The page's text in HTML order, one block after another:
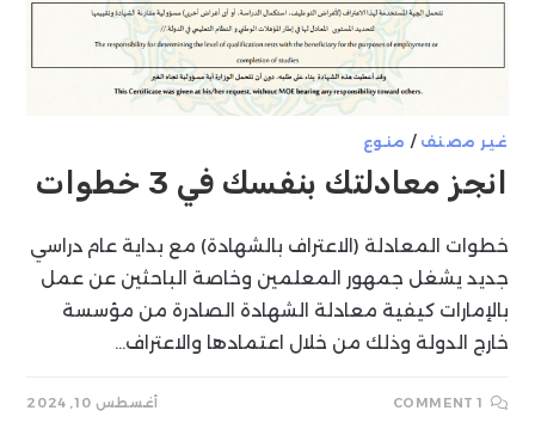
غير مصنف / منوع
انجز معادلتك بنفسك في 3 خطوات
خطوات المعادلة (الاعتراف بالشهادة) مع بداية عام دراسي
جديد يشغل جمهور المعلمين وخاصة الباحثين عن عمل
بالإمارات كيفية معادلة الشهادة الصادرة من مؤسسة
خارج الدولة وذلك من خلال اعتمادها والاعتراف…
1 COMMENT أغسطس 10, 2024